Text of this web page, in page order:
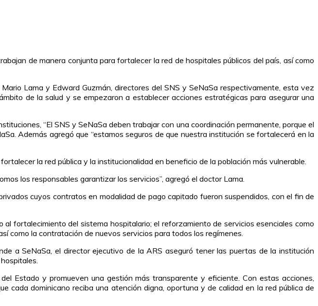
de manera conjunta para fortalecer la red de hospitales públicos del país, así como
Lama y Edward Guzmán, directores del SNS y SeNaSa respectivamente, esta vez
de la salud y se empezaron a establecer acciones estratégicas para asegurar una
“El SNS y SeNaSa deben trabajar con una coordinación permanente, porque el
Además agregó que “estamos seguros de que nuestra institución se fortalecerá en la
la red pública y la institucionalidad en beneficio de la población más vulnerable.
los responsables garantizar los servicios”, agregó el doctor Lama.
cuyos contratos en modalidad de pago capitado fueron suspendidos, con el fin de
fortalecimiento del sistema hospitalario; el reforzamiento de servicios esenciales como
como la contratación de nuevos servicios para todos los regímenes.
a SeNaSa, el director ejecutivo de la ARS aseguró tener las puertas de la institución
Estado y promueven una gestión más transparente y eficiente. Con estas acciones,
cada dominicano reciba una atención digna, oportuna y de calidad en la red pública de